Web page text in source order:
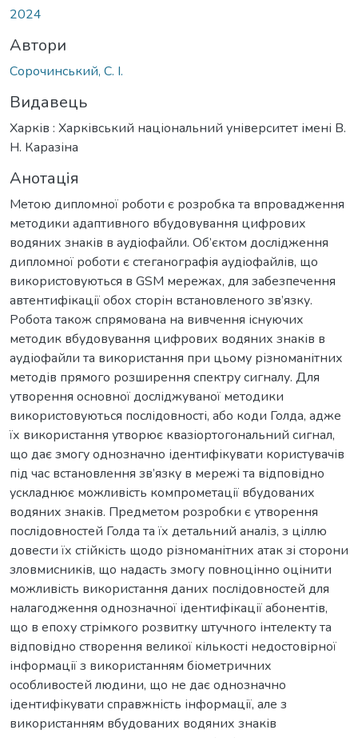
2024
Автори
Сорочинський, С. І.
Видавець
Харків : Харківський національний університет імені В.
Н. Каразіна
Анотація
Метою дипломної роботи є розробка та впровадження
методики адаптивного вбудовування цифрових
водяних знаків в аудіофайли. Об’єктом дослідження
дипломної роботи є стеганографія аудіофайлів, що
використовуються в GSM мережах, для забезпечення
автентифікації обох сторін встановленого зв’язку.
Робота також спрямована на вивчення існуючих
методик вбудовування цифрових водяних знаків в
аудіофайли та використання при цьому різноманітних
методів прямого розширення спектру сигналу. Для
утворення основної досліджуваної методики
використовуються послідовності, або коди Голда, адже
їх використання утворює квазіортогональний сигнал,
що дає змогу однозначно ідентифікувати користувачів
під час встановлення зв’язку в мережі та відповідно
ускладнює можливість компрометації вбудованих
водяних знаків. Предметом розробки є утворення
послідовностей Голда та їх детальний аналіз, з ціллю
довести їх стійкість щодо різноманітних атак зі сторони
зловмисників, що надасть змогу повноцінно оцінити
можливість використання даних послідовностей для
налагодження однозначної ідентифікації абонентів,
що в епоху стрімкого розвитку штучного інтелекту та
відповідно створення великої кількості недостовірної
інформації з використанням біометричних
особливостей людини, що не дає однозначно
ідентифікувати справжність інформації, але з
використанням вбудованих водяних знаків